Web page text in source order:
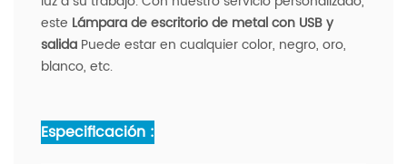
este Lámpara de escritorio de metal con USB y
salida Puede estar en cualquier color, negro, oro,
blanco, etc.
Especificación :